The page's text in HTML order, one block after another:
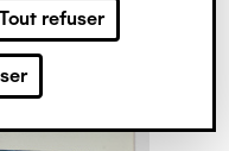
Tout refuser